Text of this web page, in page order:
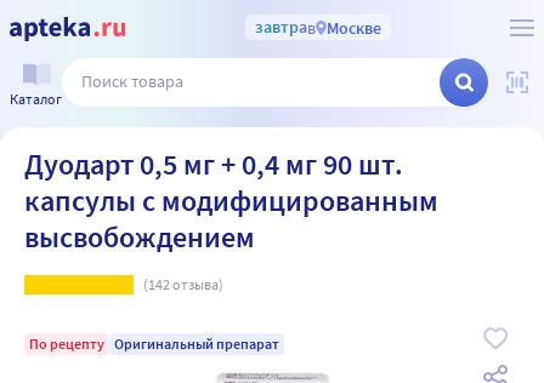
завтрав Москве
Каталог
Дуодарт 0,5 мг + 0,4 мг 90 шт.
капсулы с модифицированным
высвобождением
(142отзыва)
По рецепту Оригинальный препарат